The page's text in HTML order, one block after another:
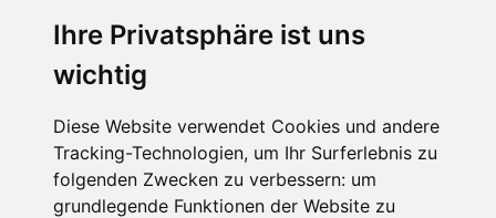
Ihre Privatsphäre ist uns
wichtig
Diese Website verwendet Cookies und andere
Tracking-Technologien, um Ihr Surferlebnis zu
folgenden Zwecken zu verbessern: um
grundlegende Funktionen der Website zu
Datenschutzbedingungen
Nutzungsbedingungen Impressum Kontakt